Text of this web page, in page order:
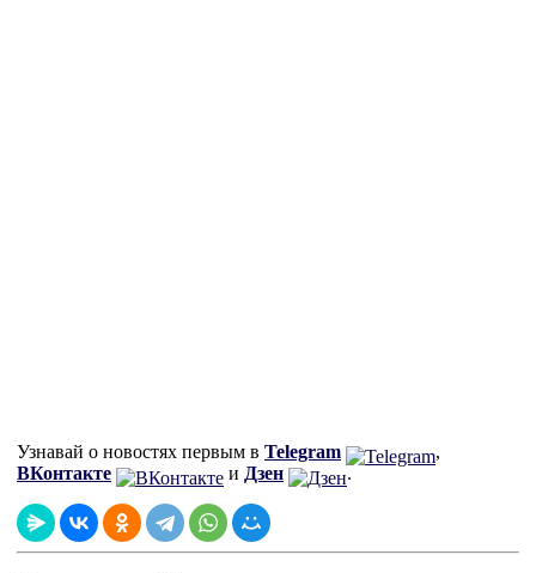
Узнавай о новостях первым в Telegram
,
ВКонтакте
и Дзен .